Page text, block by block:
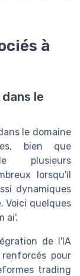
à
le
le domaine
bien que
plusieurs
lorsqu'il
dynamiques
Voici quelques
ai'.
de l'IA
pour
trading